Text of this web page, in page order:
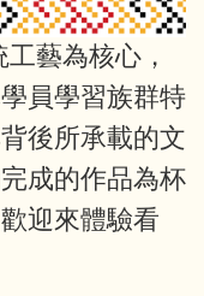
藝為核心，
員學習族群特
後所承載的文
成的作品為杯
迎來體驗看